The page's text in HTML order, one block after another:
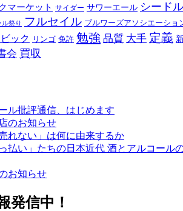
マーケット サイダー サワーエール シードル
ル祭り フルセイル ブルワーズアソシエーショ
ック リンゴ 免許 勉強 品質 大手 定義
会 買収
ル批評通信、はじめます
のお知らせ
れない」は何に由来するか
い」たちの日本近代 酒とアルコール
お知らせ
発信中！